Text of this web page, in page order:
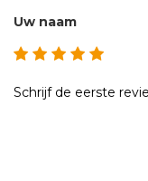
Uw naam
Schrijf de eerste